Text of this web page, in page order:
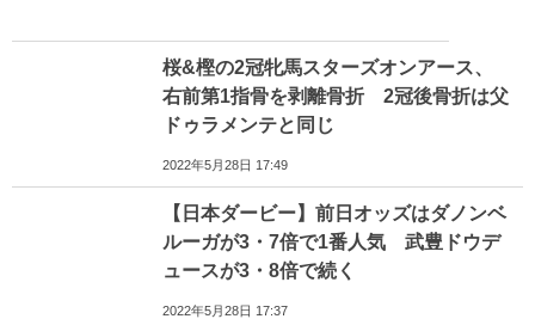
桜&樫の2冠牝馬スターズオンアース、
右前第1指骨を剥離骨折 2冠後骨折は父
ドゥラメンテと同じ
2022年5月28日 17:49
【日本ダービー】前日オッズはダノンベ
ルーガが3・7倍で1番人気 武豊ドウデ
ュースが3・8倍で続く
2022年5月28日 17:37